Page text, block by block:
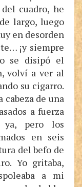
cuadro, he
largo, luego
en desorden
¡y siempre
se disipó el
volví a ver al
su cigarro.
cabeza de una
a fuerza
ya, pero los
en seis
del befo de
Yo gritaba,
a mi